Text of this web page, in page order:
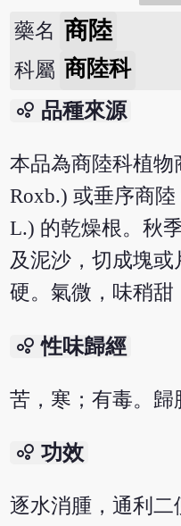
藥名 商陸
科屬 商陸科
bubble_chart 品種來源
本品為商陸科植物
Roxb.) 或垂序商陸
L.) 的乾燥根。秋
及泥沙，切成塊
硬。氣微，味稍甜
bubble_chart 性味歸經
苦，寒；有毒。歸
bubble_chart 功效
逐水消腫，通利二